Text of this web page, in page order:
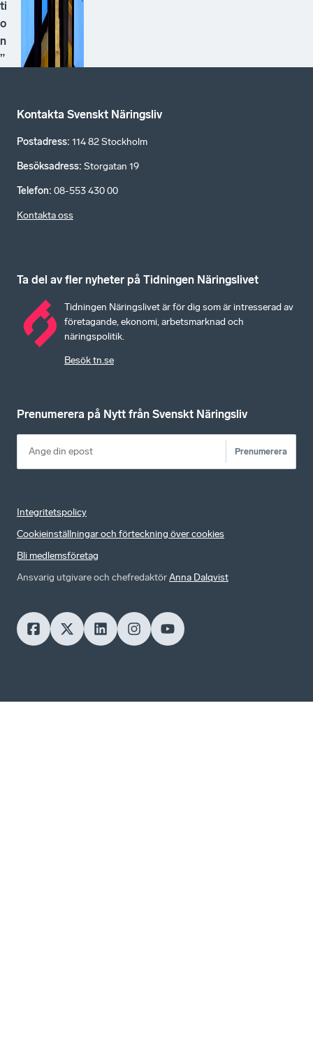
ti
o
n
”
Kontakta Svenskt Näringsliv
Postadress: 114 82 Stockholm
Besöksadress: Storgatan 19
Telefon: 08-553 430 00
Kontakta oss
Ta del av fler nyheter på Tidningen Näringslivet
Tidningen Näringslivet är för dig som är intresserad av
företagande, ekonomi, arbetsmarknad och
näringspolitik.
Besök tn.se
Prenumerera på Nytt från Svenskt Näringsliv
Prenumerera
Integritetspolicy
Cookieinställningar och förteckning över cookies
Bli medlemsföretag
Ansvarig utgivare och chefredaktörAnna Dalqvist